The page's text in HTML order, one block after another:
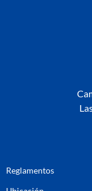
Reglamentos